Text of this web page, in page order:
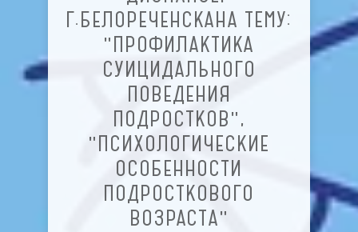
Г.БЕЛОРЕЧЕНСКАНА ТЕМУ:
"ПРОФИЛАКТИКА
СУИЦИДАЛЬНОГО
ПОВЕДЕНИЯ
ПОДРОСТКОВ",
"ПСИХОЛОГИЧЕСКИЕ
ОСОБЕННОСТИ
ПОДРОСТКОВОГО
ВОЗРАСТА"